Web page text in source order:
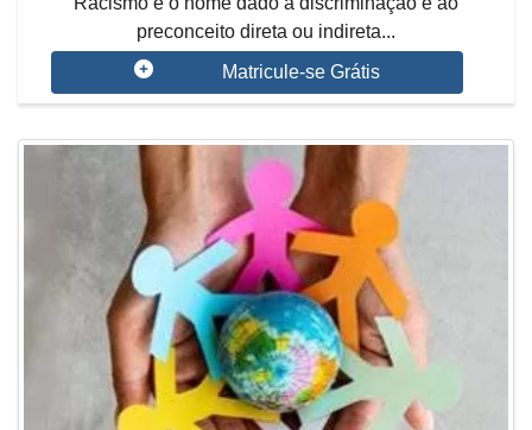
preconceito direta ou indireta...
Matricule-se Grátis